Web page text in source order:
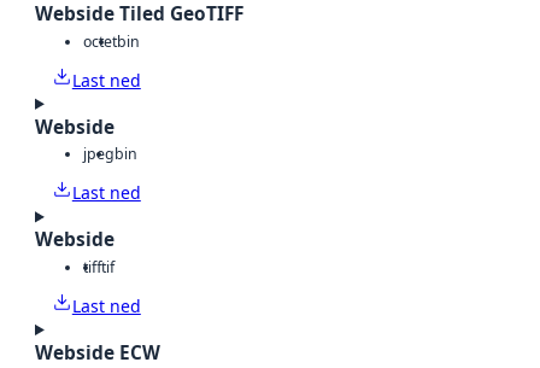
Webside Tiled GeoTIFF
octetbin
Last ned
Webside
jpegbin
Last ned
Webside
tifftif
Last ned
Webside ECW